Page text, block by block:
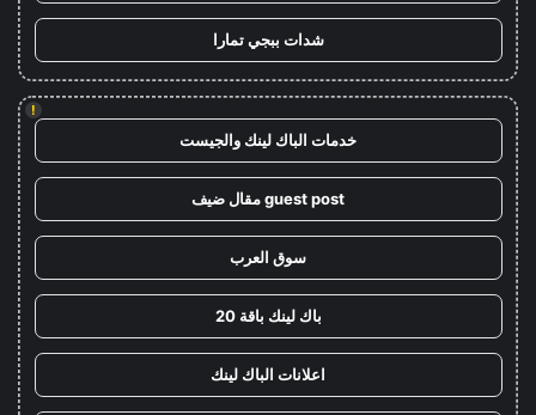
شدات ببجي تمارا
!
خدمات الباك لينك والجيست
guest post مقال ضيف
سوق العرب
باك لينك باقة 20
اعلانات الباك لينك